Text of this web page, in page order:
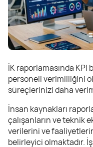
İK raporlamasında
personeli verimliliğini
süreçlerinizi daha
İnsan kaynakları
çalışanların ve teknik
verilerini ve
belirleyici olmaktadır.